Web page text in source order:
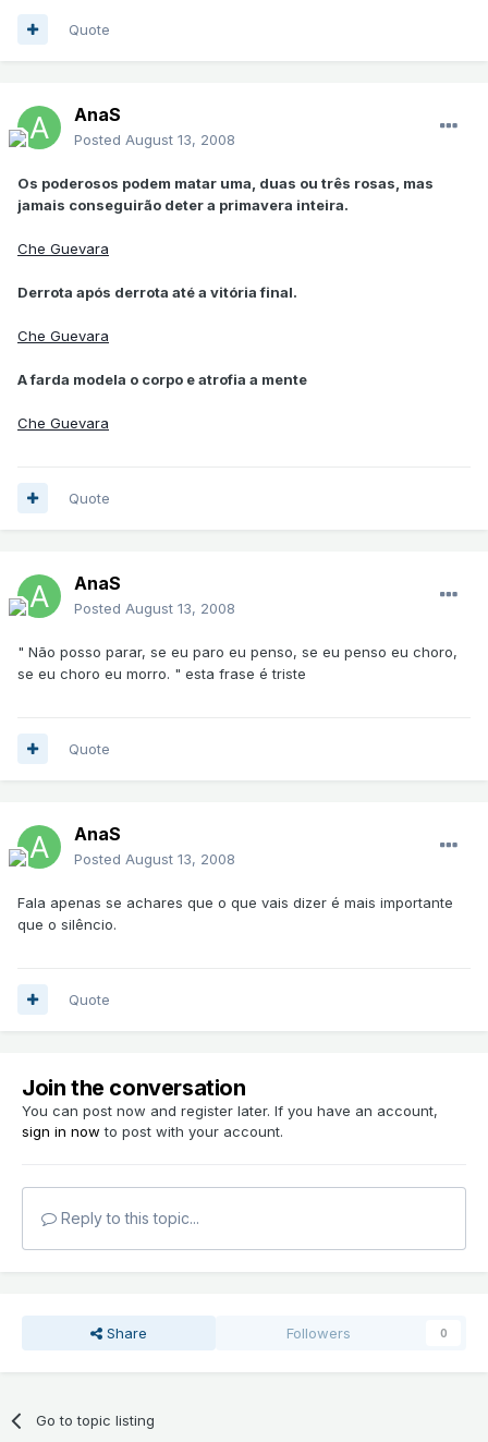
Quote
AnaS
Posted August 13, 2008
Os poderosos podem matar uma, duas ou três rosas, mas
jamais conseguirão deter a primavera inteira.
Che Guevara
Derrota após derrota até a vitória final.
Che Guevara
A farda modela o corpo e atrofia a mente
Che Guevara
Quote
AnaS
Posted August 13, 2008
" Não posso parar, se eu paro eu penso, se eu penso eu choro,
se eu choro eu morro. " esta frase é triste
Quote
AnaS
Posted August 13, 2008
Fala apenas se achares que o que vais dizer é mais importante
que o silêncio.
Quote
Join the conversation
You can post now and register later. If you have an account,
sign in now to post with your account.
Reply to this topic...
Share Followers 0
Go to topic listing